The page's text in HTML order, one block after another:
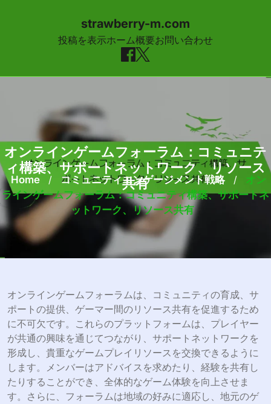
strawberry-m.com
投稿を表示ホーム概要お問い合わせ
オンラインゲームフォーラム：コミュニテ
ィ構築、サポートネットワーク、リソース
共有
Home / コミュニティエンゲージメント戦略 /
オン
ラインゲームフォーラム：コミュニティ構築、サポートネ
ットワーク、リソース共有
オンラインゲームフォーラムは、コミュニティの育成、サ
ポートの提供、ゲーマー間のリソース共有を促進するため
に不可欠です。これらのプラットフォームは、プレイヤー
が共通の興味を通じてつながり、サポートネットワークを
形成し、貴重なゲームプレイリソースを交換できるように
します。メンバーはアドバイスを求めたり、経験を共有し
たりすることができ、全体的なゲーム体験を向上させま
す。さらに、フォーラムは地域の好みに適応し、地元のゲ